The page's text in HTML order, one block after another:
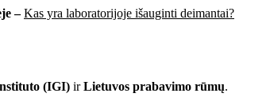
–Kas yra laboratorijoje išauginti deimantai?
(IGI) irLietuvos prabavimo rūmų.